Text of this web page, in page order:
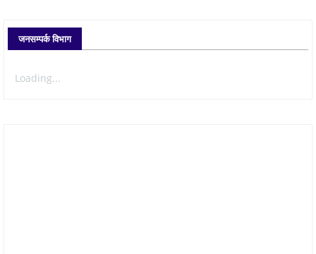
जनसम्पर्क विभाग
Loading...